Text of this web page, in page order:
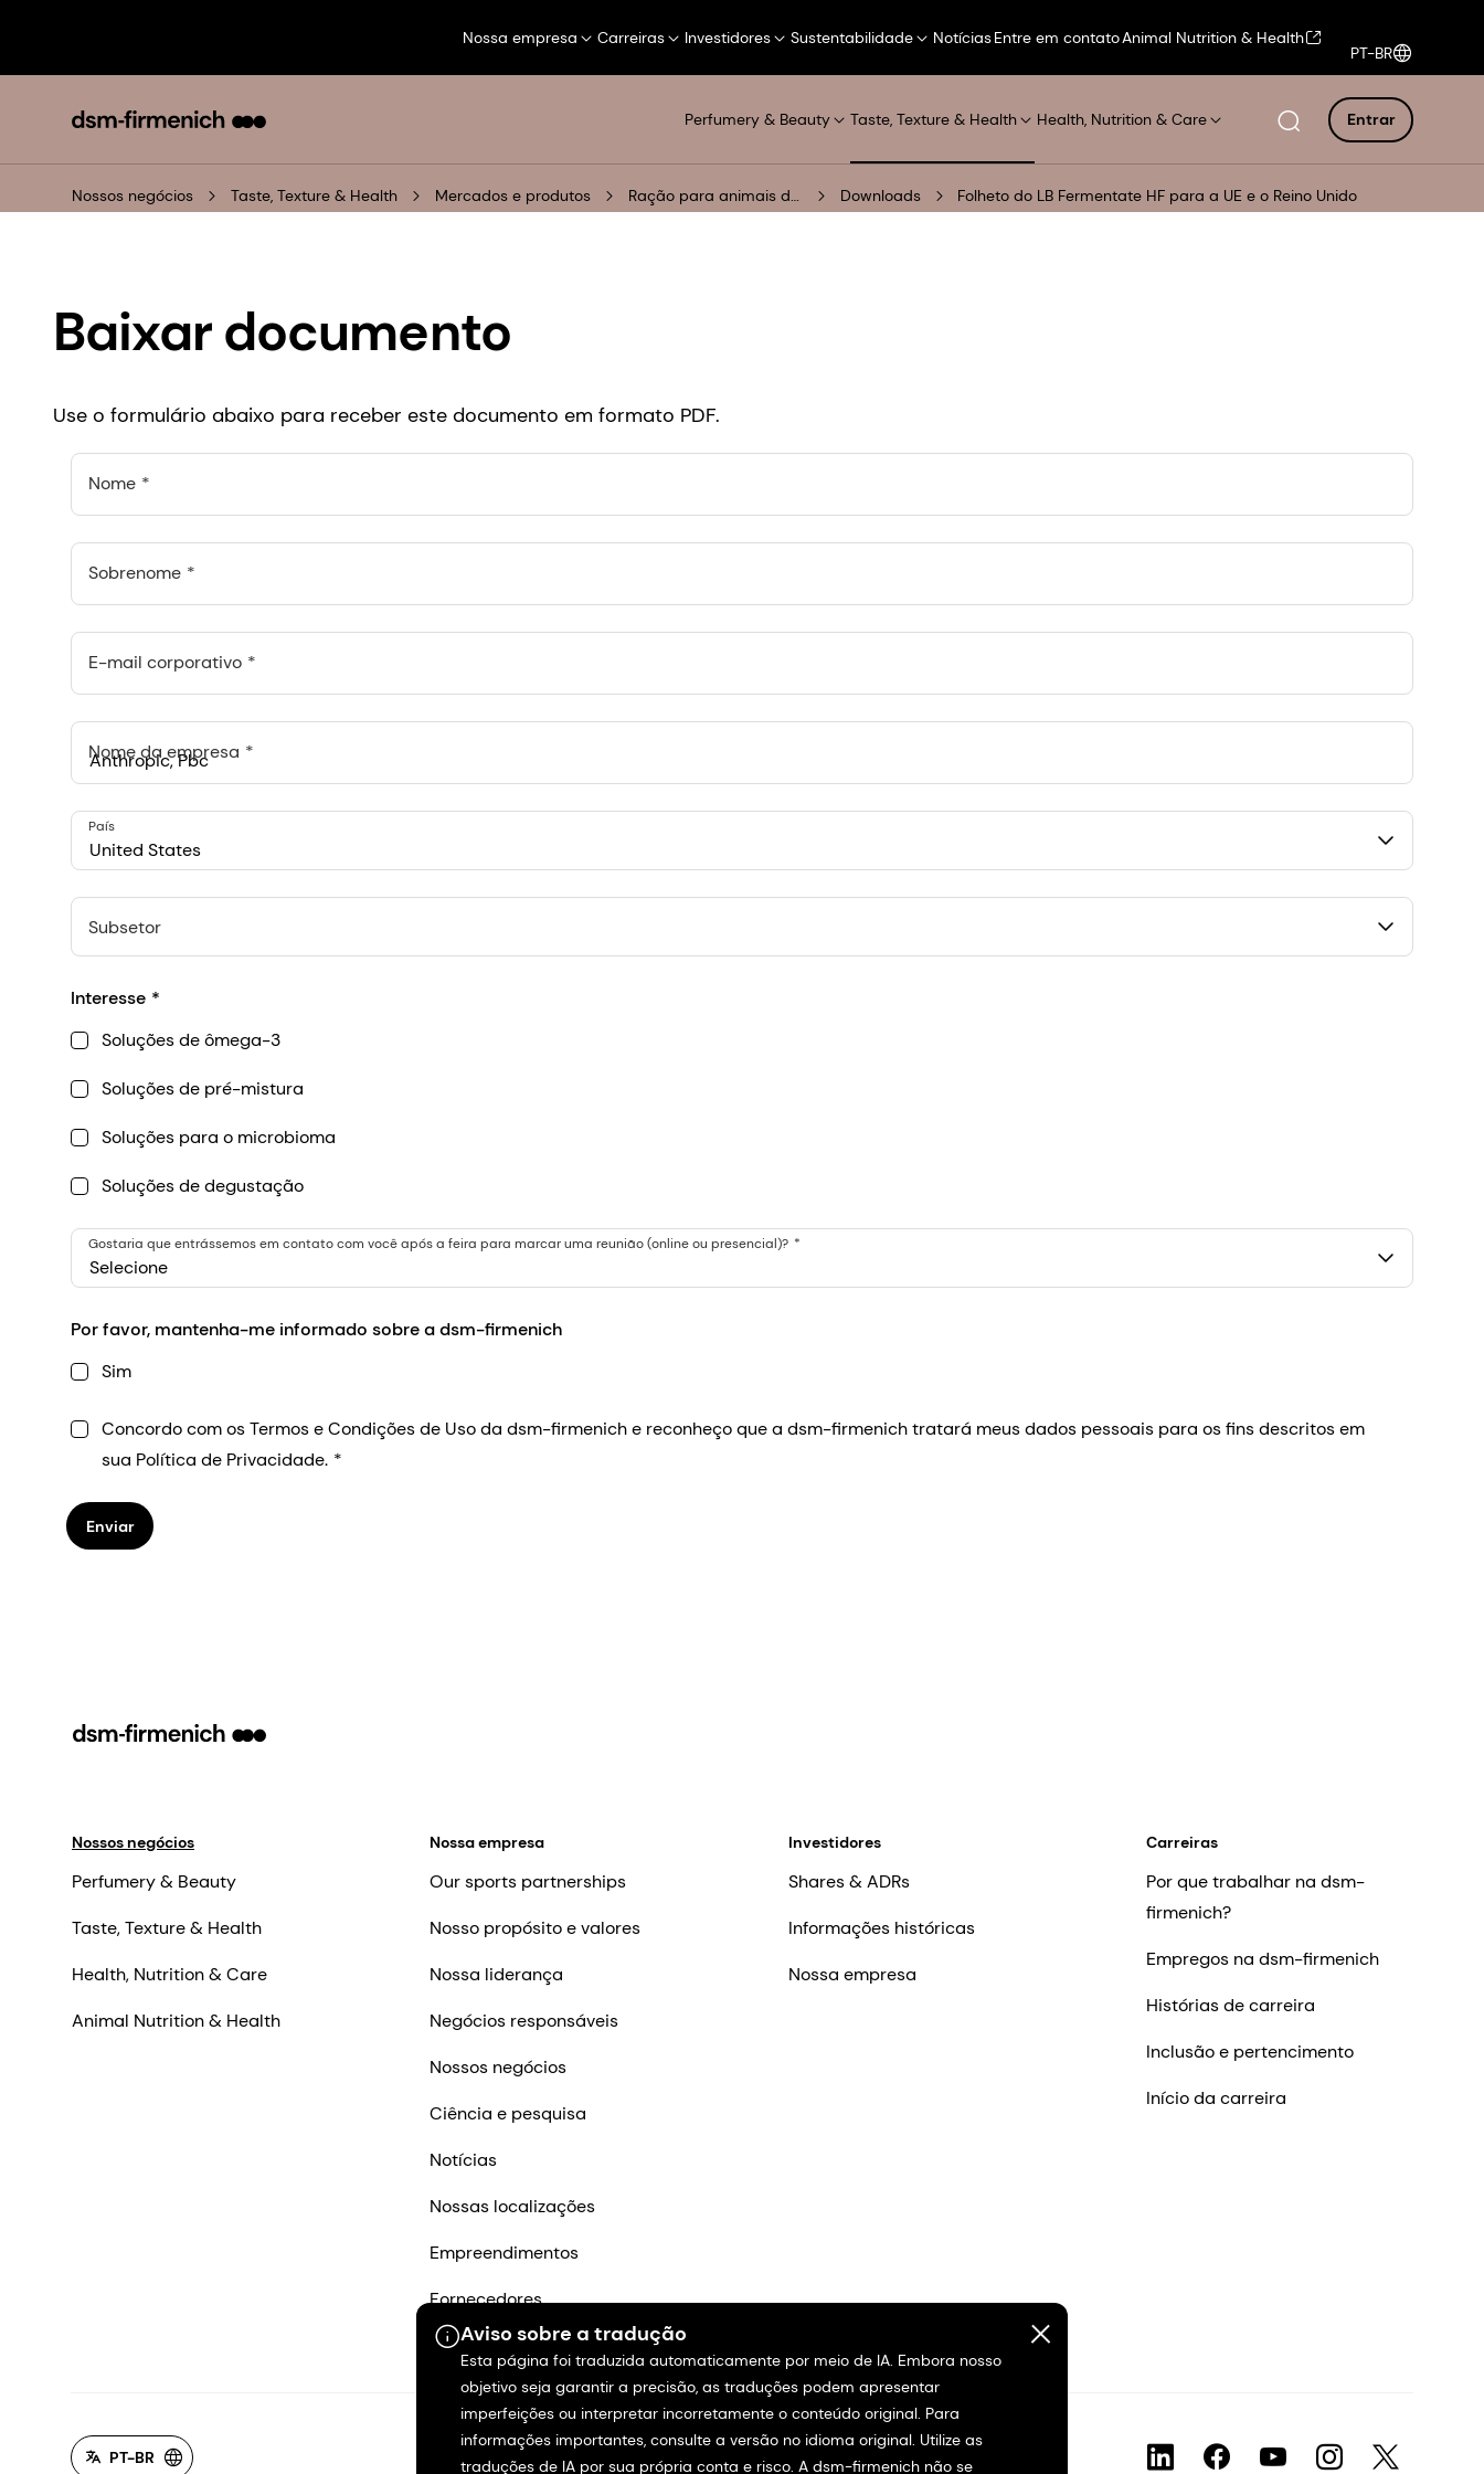
Nossa empresa Carreiras Investidores Sustentabilidade NotíciasEntre em contatoAnimal Nutrition & Health
PT-BR
Perfumery & Beauty Taste, Texture & Health Health, Nutrition & Care Entrar
Nossos negócios Taste, Texture & Health Mercados e produtos Ração para animais de estimação Downloads Folheto do LB Fermentate HF para a UE e o Reino Unido
Baixar documento
Use o formulário abaixo para receber este documento em formato PDF.
Nome
Sobrenome
E-mail corporativo
Nome da empresa
Anthropic, PBC
548 Market St Pmb 90375, San Francisco, California, US
United States
País
Subsetor
Interesse
Soluções de ômega-3
Soluções de pré-mistura
Soluções para o microbioma
Soluções de degustação
Selecione
Gostaria que entrássemos em contato com você após a feira para marcar uma reunião (online ou presencial)?
Por favor, mantenha-me informado sobre a dsm-firmenich
Sim
Concordo com os Termos e Condições de Uso da dsm-firmenich e reconheço que a dsm-firmenich tratará meus dados pessoais para os fins descritos em
sua Política de Privacidade.
Enviar
Aviso sobre a tradução
Esta página foi traduzida automaticamente por meio de IA. Embora nosso
objetivo seja garantir a precisão, as traduções podem apresentar
imperfeições ou interpretar incorretamente o conteúdo original. Para
informações importantes, consulte a versão no idioma original. Utilize as
traduções de IA por sua própria conta e risco. A dsm-firmenich não se
Nossos negócios
Perfumery & Beauty
Taste, Texture & Health
Health, Nutrition & Care
Animal Nutrition & Health
Nossa empresa
Our sports partnerships
Nosso propósito e valores
Nossa liderança
Negócios responsáveis
Nossos negócios
Ciência e pesquisa
Notícias
Nossas localizações
Empreendimentos
Fornecedores
Entre em contato
Investidores
Shares & ADRs
Informações históricas
Nossa empresa
Carreiras
Por que trabalhar na dsm-
firmenich?
Empregos na dsm-firmenich
Histórias de carreira
Inclusão e pertencimento
Início da carreira
PT-BR